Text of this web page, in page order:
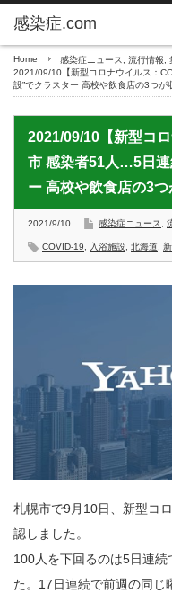
Home 感染症ニュース 流行情報
2021/09/10【新型コロナウイルス：
設”でクラスター 高校や飲食店の3つ
2021/09/10【新型コ
市 感染者51人…5日連
ー 高校や飲食店の3
2021/9/10 感染症ニュース
COVID-19 入浴施設 北海道
札幌市で9月10日、新型コ
認しました。
100人を下回るのは5日連
た。17日連続で前週の同